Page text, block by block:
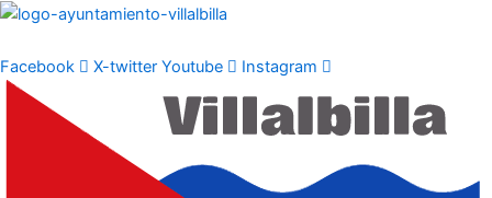
Ir
contenido
Facebook X-twitter Youtube Instagram